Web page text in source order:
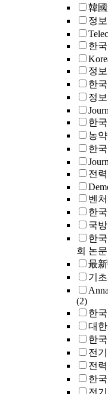
韓
정
한
정
한
정
한
농
한
전
벤
한
국
한
회 논
最
기
(2)
한
대
한
전
전
한
전